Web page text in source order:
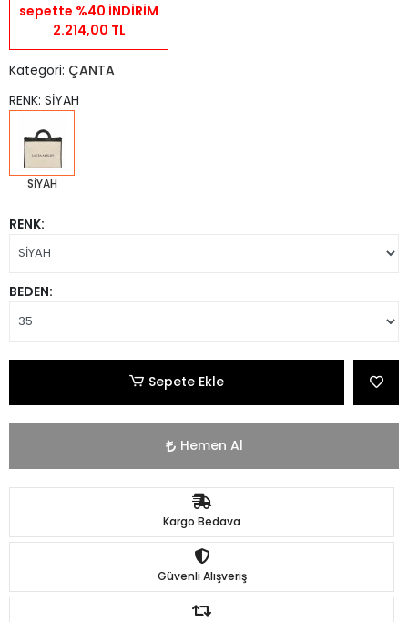
sepette %40 İNDİRİM
2.214,00 TL
Kategori: ÇANTA
RENK: SİYAH
SİYAH
RENK:
BEDEN:
Sepete Ekle
Hemen Al
Kargo Bedava
Güvenli Alışveriş